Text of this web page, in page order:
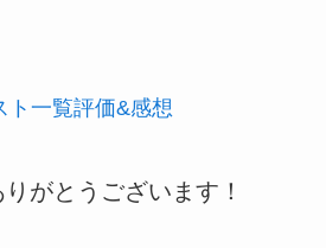
ト 一覧評価&感想
がとうございます！